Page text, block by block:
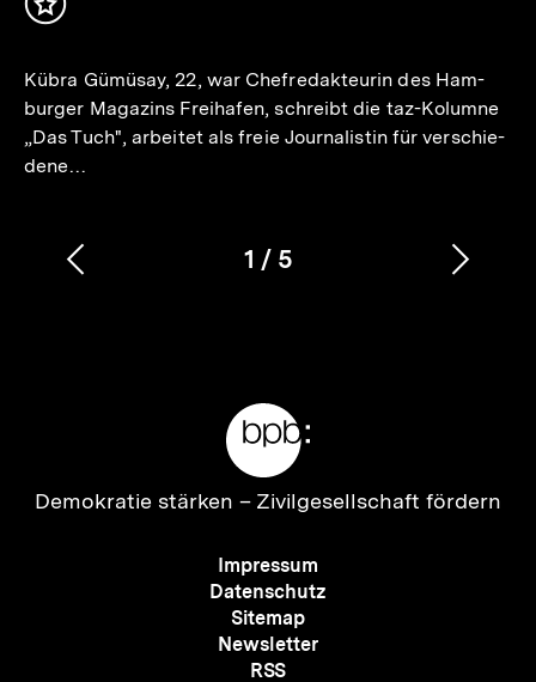
Inhalt
Kübra Gümü­say, 22, war Chef­re­dak­teu­rin des Ham­
bur­ger Maga­zins Frei­ha­fen, schreibt die taz-Kolumne
„Das Tuch", arbei­tet als freie Jour­na­lis­tin für ver­schie­
dene…
Karussellinhalt
1
von
/ 5
Vorherigen
Zur
Demokratie stärken – Zivilgesellschaft fördern
Meta-
Navigation
Impressum
Datenschutz
Sitemap
Newsletter
RSS